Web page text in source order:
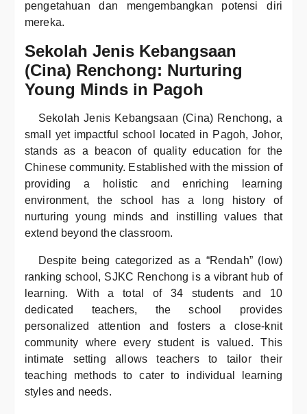
pengetahuan dan mengembangkan potensi diri
mereka.
Sekolah Jenis Kebangsaan
(Cina) Renchong: Nurturing
Young Minds in Pagoh
Sekolah Jenis Kebangsaan (Cina) Renchong, a
small yet impactful school located in Pagoh, Johor,
stands as a beacon of quality education for the
Chinese community. Established with the mission of
providing a holistic and enriching learning
environment, the school has a long history of
nurturing young minds and instilling values that
extend beyond the classroom.
Despite being categorized as a “Rendah” (low)
ranking school, SJKC Renchong is a vibrant hub of
learning. With a total of 34 students and 10
dedicated teachers, the school provides
personalized attention and fosters a close-knit
community where every student is valued. This
intimate setting allows teachers to tailor their
teaching methods to cater to individual learning
styles and needs.